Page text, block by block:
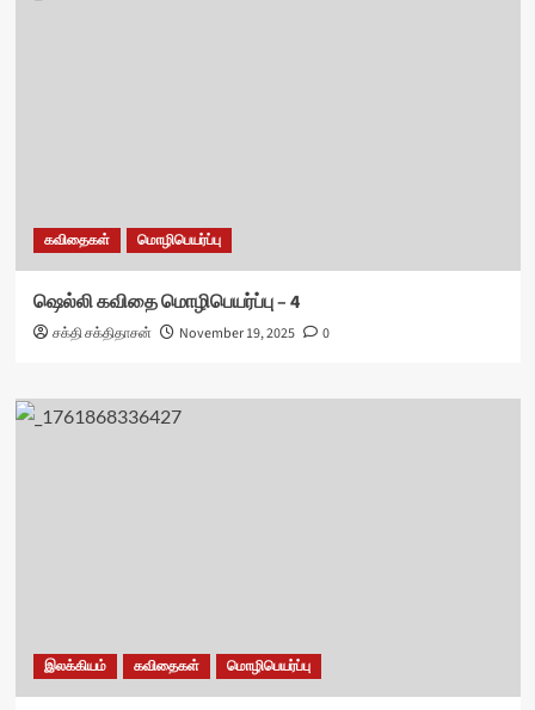
கவிதைகள் மொழிபெயர்ப்பு
ஷெல்லி கவிதை மொழிபெயர்ப்பு – 4
சக்தி சக்திதாசன் November 19, 2025 0
இலக்கியம் கவிதைகள் மொழிபெயர்ப்பு